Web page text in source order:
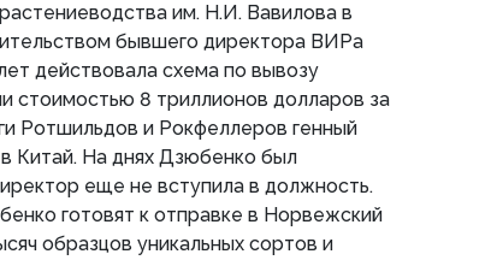
им. Н.И. Вавилова в
бывшего директора ВИРа
действовала схема по вывозу
стоимостью 8 триллионов долларов за
Ротшильдов и Рокфеллеров генный
Китай. На днях Дзюбенко был
еще не вступила в должность.
готовят к отправке в Норвежский
образцов уникальных сортов и